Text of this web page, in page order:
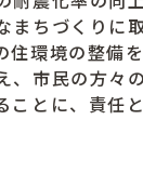
まちづくりに
住環境の整備
、市民の方々
ことに、責任